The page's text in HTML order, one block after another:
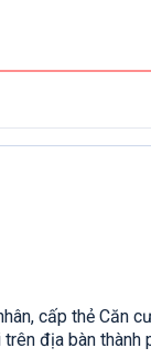
cấp thẻ Căn
địa bàn thành